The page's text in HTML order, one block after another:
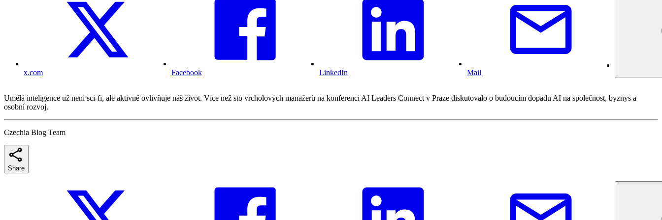
x.com Facebook LinkedIn Mail
Umělá inteligence už není sci-fi, ale aktivně ovlivňuje náš život. Více než sto vrcholových manažerů na konferenci AI Leaders Connect v Praze diskutovalo o budoucím dopadu AI na společnost, byznys a
osobní rozvoj.
Czechia Blog Team
Share